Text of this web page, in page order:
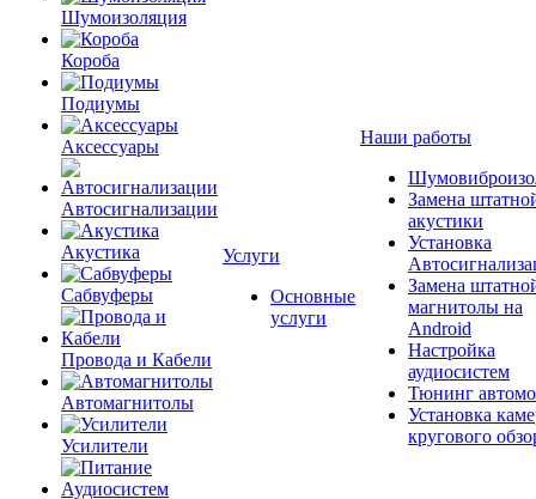
Шумоизоляция
Короба
Подиумы
Аксессуары
Автосигнализации
Акустика
Сабвуферы
Провода и Кабели
Автомагнитолы
Усилители
Услуги
Основные
услуги
Наши работы
Замена
акустики
Установка
Замена
магнитолы на
Android
Настройка
аудиосистем
Тюнинг
Установка
кругового